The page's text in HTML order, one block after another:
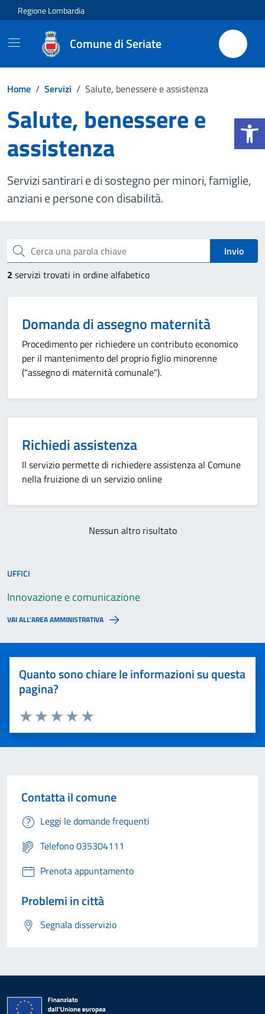
Apri la
Vai ai contenuti
Vai al footer
Regione Lombardia
Comune di Seriate
Home / Servizi / Salute, benessere e assistenza
Salute, benessere e
assistenza
Servizi santirari e di sostegno per minori, famiglie,
anziani e persone con disabilità.
Cerca una parola chiave
Invio
2 servizi trovati in ordine alfabetico
Domanda di assegno maternità
Procedimento per richiedere un contributo economico
per il mantenimento del proprio figlio minorenne
("assegno di maternità comunale").
Richiedi assistenza
Il servizio permette di richiedere assistenza al Comune
nella fruizione di un servizio online
Nessun altro risultato
UFFICI
Innovazione e comunicazione
VAI ALL’AREA AMMINISTRATIVA
Quanto sono chiare le informazioni su questa
pagina?
Valuta 5 stelle su 5
Valuta 4 stelle su 5
Valuta 3 stelle su 5
Valuta 2 stelle su 5
Valuta 1 stelle su 5
Contatta il comune
Leggi le domande frequenti
Telefono 035304111
Prenota appuntamento
Problemi in città
Segnala disservizio